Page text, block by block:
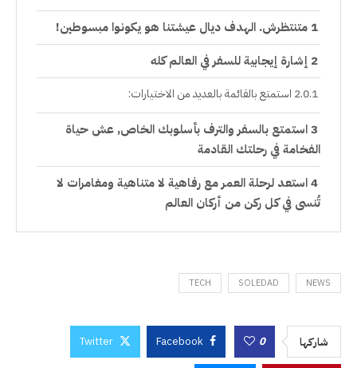
متنتظرش. الهدف ديال عيشتنا هو يكونوا مبسوطين!
إشارة إيجابية للسفر في العالم كله
استمتع بالقائمة بالعديد من الاختيارات:
استمتع بالسفر والترف بأسلوبك الخاص, عش حياة
الفخامة في رحلتك القادمة
استعد لرحلة العمر مع رفاهية لا متناهية ومغامرات لا
تُنسى في كل ركن من أركان العالم
NEWS
SOLEDAD
TECH
شاركها 0
Facebook
Twitter